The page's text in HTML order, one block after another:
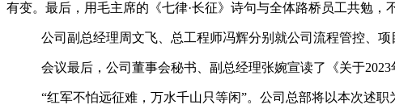
有变。最后，用毛主席的《七律·长征》诗句与全体路桥员工共勉，
公司副总经理周文飞、总工程师冯辉分别就公司流程管控、
会议最后，公司董事会秘书、副总经理张婉宣读了《关于2023
“红军不怕远征难，万水千山只等闲”。公司总部将以本次述